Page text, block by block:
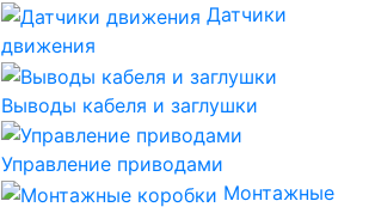
Датчики
движения
Выводы кабеля и заглушки
Управление приводами
Монтажные